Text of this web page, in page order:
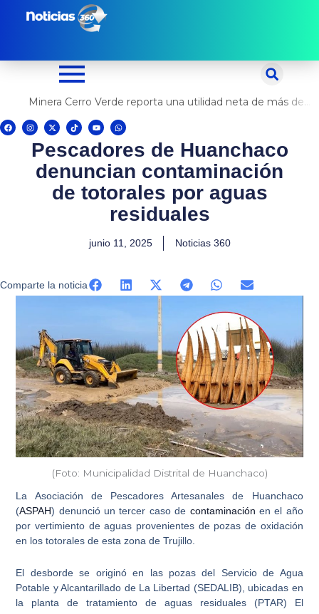
Minera Cerro Verde reporta una utilidad neta de más de US$ 500 millones
F
a
c
I
n
s
X
-
t
w
i
t
e
T
i
k
t
o
Y
o
u
t
u
e
W
h
a
t
p
p
Pescadores de Huanchaco
denuncian contaminación
de totorales por aguas
residuales
junio 11, 2025 Noticias 360
Comparte la noticia
(Foto: Municipalidad Distrital de Huanchaco)
La Asociación de Pescadores Artesanales de Huanchaco
(ASPAH) denunció un tercer caso de contaminación en el año
por vertimiento de aguas provenientes de pozas de oxidación
en los totorales de esta zona de Trujillo
El desborde se originó en las pozas del Servicio de Agua
Potable y Alcantarillado de La Libertad (SEDALIB), ubicadas en
la planta de tratamiento de aguas residuales (PTAR) El